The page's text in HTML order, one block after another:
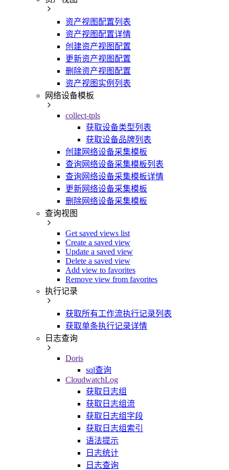
资产视图配置列表
资产视图配置详情
创建资产视图配置
更新资产视图配置
删除资产视图配置
资产视图实例列表
网络设备模板
collect-tpls
获取设备类型列表
获取设备品牌列表
创建网络设备采集模板
查询网络设备采集模板列表
查询网络设备采集模板详情
更新网络设备采集模板
删除网络设备采集模板
查询视图
Get saved views list
Create a saved view
Update a saved view
Delete a saved view
Add view to favorites
Remove view from favorites
执行记录
获取所有工作流执行记录列表
获取单条执行记录详情
日志查询
Doris
sql查询
CloudwatchLog
获取日志组
获取日志组流
获取日志组字段
获取日志组索引
语法提示
日志统计
日志查询